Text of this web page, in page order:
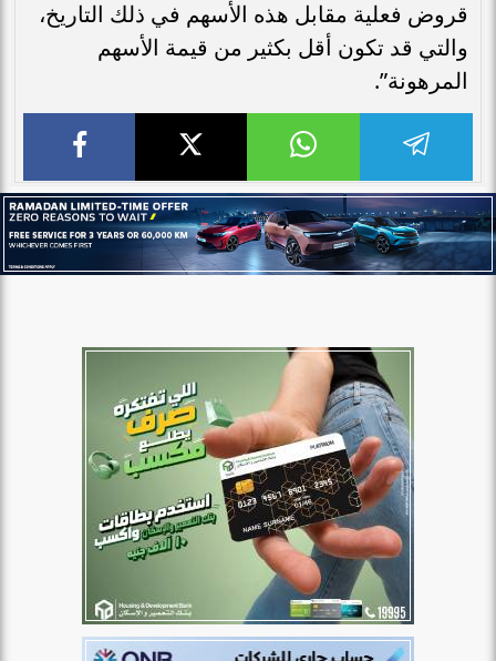
قروض فعلية مقابل هذه الأسهم في ذلك التاريخ،
والتي قد تكون أقل بكثير من قيمة الأسهم
المرهونة”.